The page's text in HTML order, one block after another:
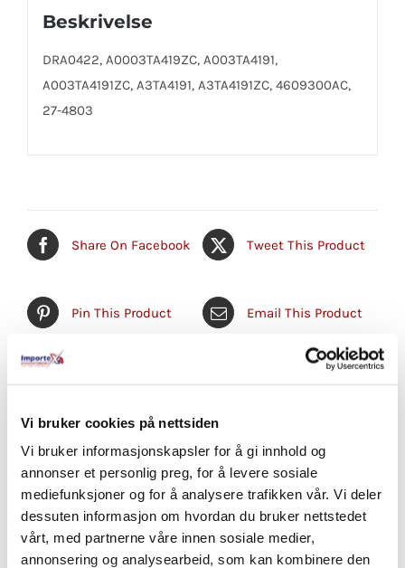
Vi bruker cookies på nettsiden
Vi bruker informasjonskapsler for å gi innhold og
annonser et personlig preg, for å levere sosiale
mediefunksjoner og for å analysere trafikken vår. Vi deler
dessuten informasjon om hvordan du bruker nettstedet
vårt, med partnerne våre innen sosiale medier,
annonsering og analysearbeid, som kan kombinere den
Beskrivelse
DRA0422, A0003TA419ZC, A003TA4191,
A003TA4191ZC, A3TA4191, A3TA4191ZC, 4609300AC,
27-4803
Share On Facebook Tweet This Product
Pin This Product Email This Product
Relaterte produkter